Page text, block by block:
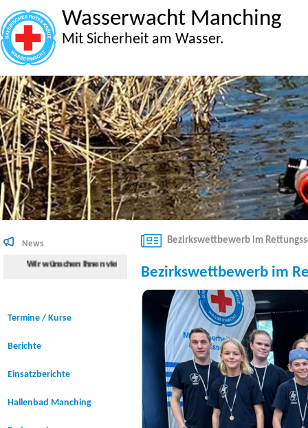
Wasserwacht Manching
Mit Sicherheit am Wasser.
News
Wir wünschen Ihnen viel Spaß beim Surfen auf der Internetseite der
Termine / Kurse
Berichte
Einsatzberichte
Hallenbad Manching
Bezirkswettbewerb im
Bezirkswettbewerb im